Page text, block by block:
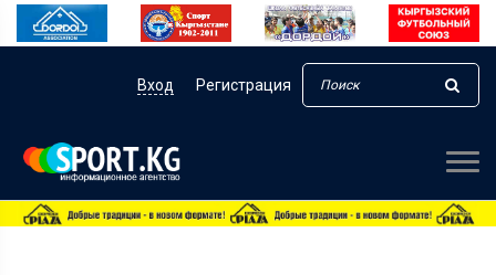
Вход Регистрация